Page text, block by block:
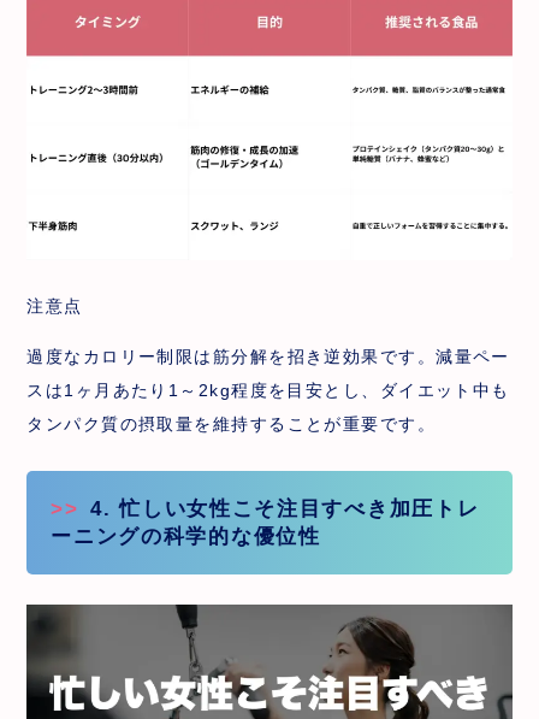
注意点
過度なカロリー制限は筋分解を招き逆効果です。減量ペー
スは1ヶ月あたり1～2kg程度を目安とし、ダイエット中も
タンパク質の摂取量を維持することが重要です。
4. 忙しい女性こそ注目すべき加圧トレ
ーニングの科学的な優位性